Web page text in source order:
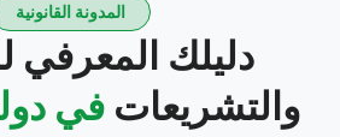
المدونة القانونية
دليلك المعرفي
والتشريعات في